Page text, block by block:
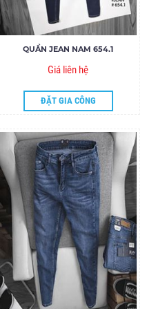
QUẦN JEAN NAM 654.1
Giá liên hệ
ĐẶT GIA CÔNG